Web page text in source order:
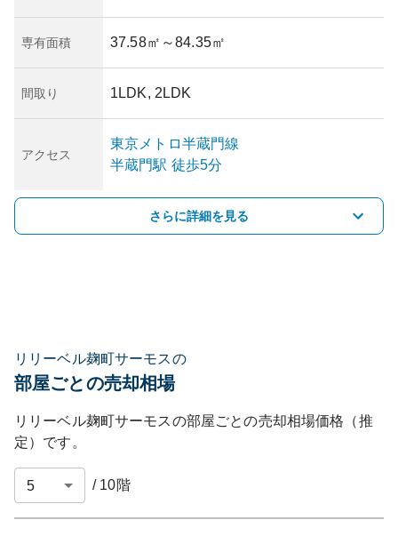
専有面積 37.58㎡ ～84.35㎡
間取り 1LDK, 2LDK
アクセス
東京メトロ半蔵門線
半蔵門駅 徒歩5分
さらに詳細を見る
リリーベル麹町サーモスの
部屋ごとの売却相場
リリーベル麹町サーモスの部屋ごとの売却相場価格（推
定）です。
/ 10階